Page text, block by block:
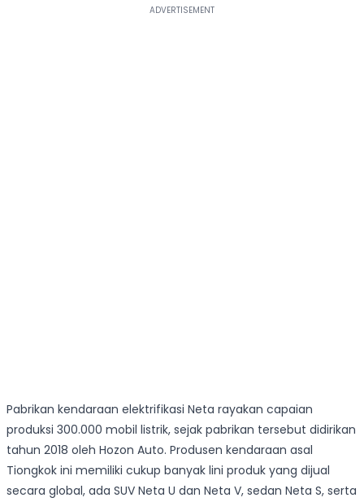
Pabrikan kendaraan elektrifikasi Neta rayakan capaian
produksi 300.000 mobil listrik, sejak pabrikan tersebut didirikan
tahun 2018 oleh Hozon Auto. Produsen kendaraan asal
Tiongkok ini memiliki cukup banyak lini produk yang dijual
secara global, ada SUV Neta U dan Neta V, sedan Neta S, serta